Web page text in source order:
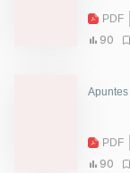
PDF
90
Apuntes
PDF
90